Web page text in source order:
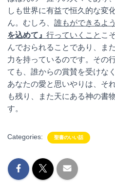
しも世界に有益で恒久的な変
ん。むしろ、 誰もができるよ
を込めて』 行っていくこと こ
んでおられることであり、ま
力を持っているのです。その
ても、誰からの賞賛を受けな
あなたの愛と思いやりは、そ
も残り、また天にある神の書
す。
Categories: 聖書のいい話